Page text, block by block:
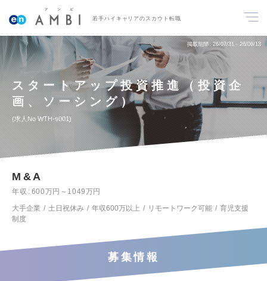
若手ハイキャリアのスカウト転職
掲載期間 26/07/31～26/08/13
スタートアップ投資推進（投資企
画、ソーシング）
求人No.WTH-s001
M&A
年収
600万円～1049万円
大手企業
土日祝休み 年収600万以上 リモートワーク可能
育児支援
制度
募集情報